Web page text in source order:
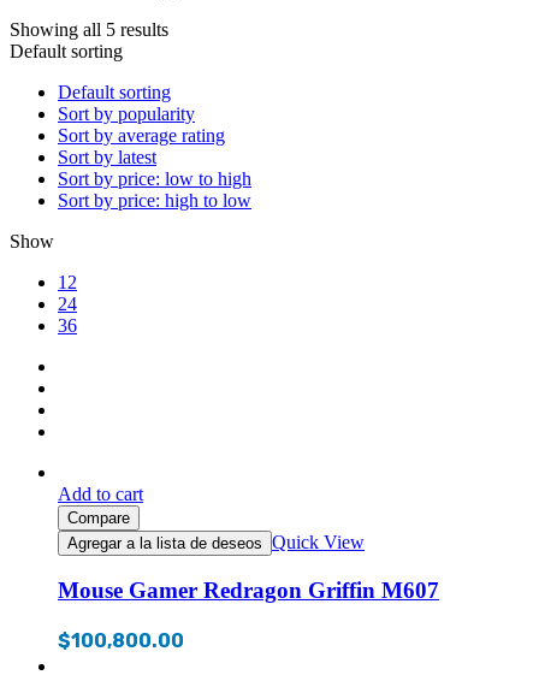
Showing all 5 results
Default sorting
Default sorting
Sort by popularity
Sort by average rating
Sort by latest
Sort by price: low to high
Sort by price: high to low
Show
12
24
36
Add to cart
Compare
Agregar a la lista de deseos Quick View
Mouse Gamer Redragon Griffin M607
$100,800.00